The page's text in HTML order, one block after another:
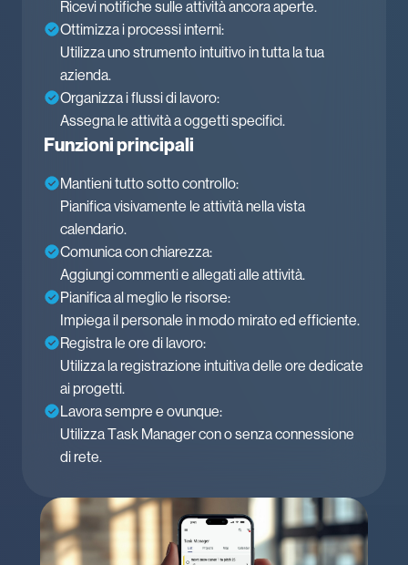
Ricevi notifiche sulle attività ancora aperte.
Ottimizza i processi interni:
Utilizza uno strumento intuitivo in tutta la tua
azienda.
Organizza i flussi di lavoro:
Assegna le attività a oggetti specifici.
Funzioni principali
Mantieni tutto sotto controllo:
Pianifica visivamente le attività nella vista
calendario.
Comunica con chiarezza:
Aggiungi commenti e allegati alle attività.
Pianifica al meglio le risorse:
Impiega il personale in modo mirato ed efficiente.
Registra le ore di lavoro:
Utilizza la registrazione intuitiva delle ore dedicate
ai progetti.
Lavora sempre e ovunque:
Utilizza Task Manager con o senza connessione
di rete.